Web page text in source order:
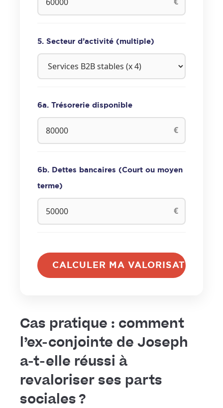
5. Secteur d’activité (multiple)
6a. Trésorerie disponible
€
6b. Dettes bancaires (Court ou moyen
terme)
€
CALCULER MA VALORISATION
Cas pratique : comment
l’ex-conjointe de Joseph
a-t-elle réussi à
revaloriser ses parts
sociales ?